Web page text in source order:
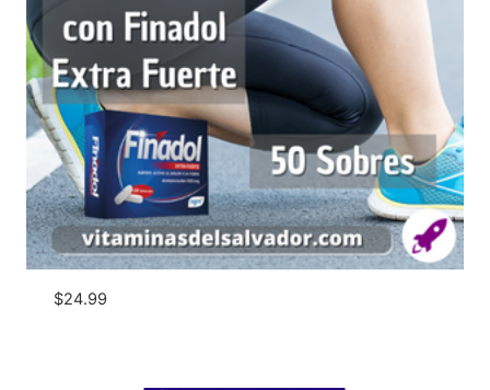
$24.99